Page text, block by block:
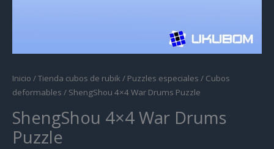
Inicio /Tienda cubos de rubik/ Puzzles especiales / Cubos
deformables / ShengShou 4×4 War Drums Puzzle
ShengShou 4×4 War Drums
Puzzle